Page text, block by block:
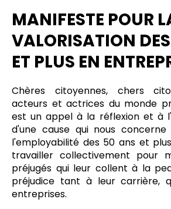
MANIFESTE POUR
VALORISATION
ET PLUS EN
Chères citoyennes, chers
acteurs et actrices du monde
est un appel à la réflexion et à
d'une cause qui nous
l'employabilité des 50 ans et
travailler collectivement pour
préjugés qui leur collent à la
préjudice tant à leur carrière,
entreprises.